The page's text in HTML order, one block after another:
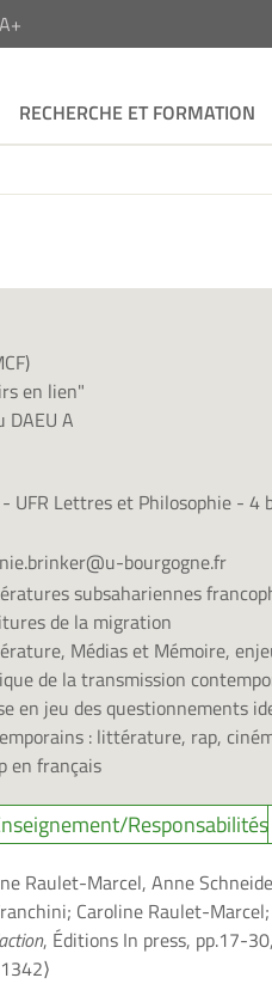
A+
RECHERCHE ET FORMATION
en lien"
DAEU A
- UFR Lettres et Philosophie - 4
bourgogne.fr
subsahariennes
de la migration
Médias et Mémoire,
de la transmission
en jeu des questionnements
: littérature, rap,
en français
Responsabilités
Raulet-Marcel, Anne
Caroline Raulet-
, Éditions In press, pp.17-